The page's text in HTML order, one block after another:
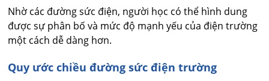
Nhờ các đường sức điện, người học có thể hình dung
được sự phân bố và mức độ mạnh yếu của điện trường
một cách dễ dàng hơn.
Quy ước chiều đường sức điện trường